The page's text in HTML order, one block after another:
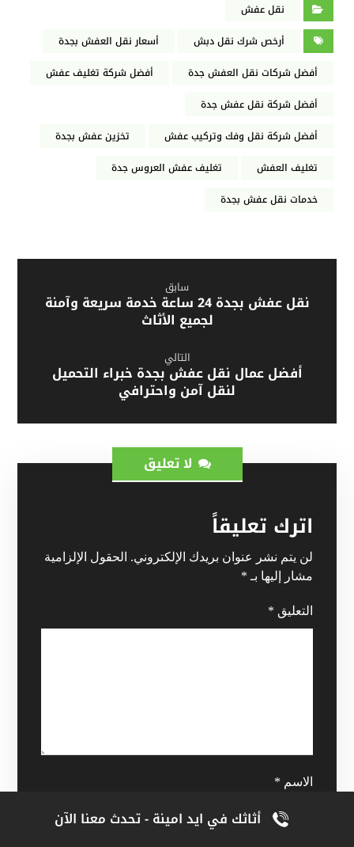
نقل عفش
أرخص شرك نقل دبش
أسعار نقل العفش بجدة
أفضل شركات نقل العفش جدة
أفضل شركة تغليف عفش
أفضل شركة نقل عفش جدة
أفضل شركة نقل وفك وتركيب عفش
تخزين عفش بجدة
تغليف العفش
تغليف عفش العروس جدة
خدمات نقل عفش بجدة
سابق
نقل عفش بجدة 24 ساعة خدمة سريعة وآمنة
لجميع الأثاث
التالي
أفضل عمال نقل عفش بجدة خبراء التحميل
لنقل آمن واحترافي
لا تعليق
اترك تعليقاً
لن يتم نشر عنوان بريدك الإلكتروني. الحقول الإلزامية
مشار إليها بـ *
التعليق *
الاسم *
أثاثك في ايد امينة - تحدث معنا الآن